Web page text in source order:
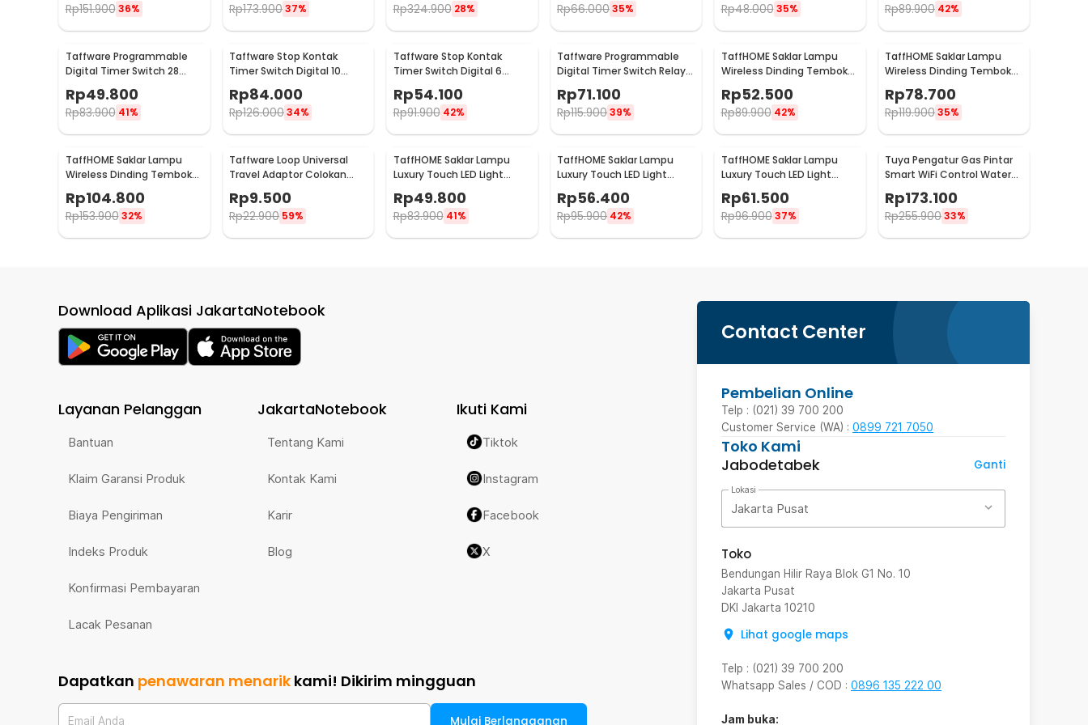
Rp151.900 36% Rp173.90037% Rp324.900 28% Rp66.00035% Rp48.000 35% Rp89.900 42%
Taffware Programmable
Digital Timer Switch 28
Program 220V/25A(16A) -
THC30A
Rp49.800
Rp83.900 41%
Taffware Stop Kontak
Timer Switch Digital 10
Program EU Plug 16A 230V -
KWE-TM02-EU
Rp84.000
Rp126.00034%
Taffware Stop Kontak
Timer Switch Digital 6
W03
Rp54.100
Rp91.900 42%
Taffware Programmable
Digital Timer Switch Relay
Rp71.100
Rp115.90039%
TaffHOME Saklar Lampu
Wireless Dinding Tembok
Gang 1 Receiver - WHK01
Rp52.500
Rp89.900 42%
TaffHOME Saklar Lampu
Wireless Dinding Tembok
Lamp Switch RF 433MHz 2
Gang 2 Receiver - WHK01
Rp78.700
Rp119.90035%
TaffHOME Saklar Lampu
Wireless Dinding Tembok
Lamp Switch RF 433MHz 3
Gang 3 Receiver - WHK01
Rp104.800
Rp153.900 32%
Taffware Loop Universal
Travel Adaptor Colokan
N16
Rp9.500
Rp22.900 59%
TaffHOME Saklar Lampu
Luxury Touch LED Light
Panel 1 Gang - AO-001
Rp49.800
Rp83.900 41%
TaffHOME Saklar Lampu
Luxury Touch LED Light
Panel 2 Gang - AO-001
Rp56.400
Rp95.900 42%
TaffHOME Saklar Lampu
Luxury Touch LED Light
Panel 3 Gang - AO-001
Rp61.500
Rp96.900 37%
Tuya Pengatur Gas Pintar
Smart WiFi Control Water
Valve Gas Controller - YB5
Rp173.100
Rp255.90033%
Contact Center
Pembelian Online
Telp : (021) 39 700 200
Customer Service (WA) : 0899 721 7050
Toko Kami
Jabodetabek
Ganti
Lokasi
Jakarta Pusat
Toko
Bendungan Hilir Raya Blok G1 No. 10
Jakarta Pusat
DKI Jakarta 10210
Lihat google maps
Telp : (021) 39 700 200
Whatsapp Sales / COD : 0896 135 222 00
Jam buka:
Download Aplikasi JakartaNotebook
Layanan Pelanggan
Bantuan
Klaim Garansi Produk
Biaya Pengiriman
Indeks Produk
Konfirmasi Pembayaran
Lacak Pesanan
JakartaNotebook
Tentang Kami
Kontak Kami
Karir
Blog
Ikuti Kami
Tiktok
Instagram
Facebook
X
Dapatkan penawaran menarik kami! Dikirim mingguan
Email Anda Mulai Berlangganan